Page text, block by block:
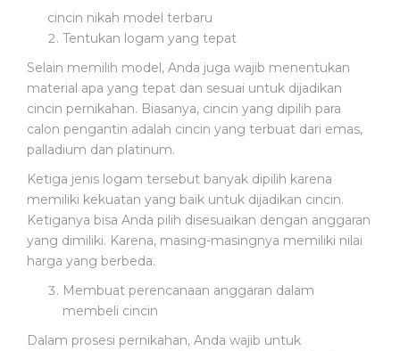
cincin nikah model terbaru
Tentukan logam yang tepat
Selain memilih model, Anda juga wajib menentukan
material apa yang tepat dan sesuai untuk dijadikan
cincin pernikahan. Biasanya, cincin yang dipilih para
calon pengantin adalah cincin yang terbuat dari emas,
palladium dan platinum.
Ketiga jenis logam tersebut banyak dipilih karena
memiliki kekuatan yang baik untuk dijadikan cincin.
Ketiganya bisa Anda pilih disesuaikan dengan anggaran
yang dimiliki. Karena, masing-masingnya memiliki nilai
harga yang berbeda.
Membuat perencanaan anggaran dalam
membeli cincin
Dalam prosesi pernikahan, Anda wajib untuk